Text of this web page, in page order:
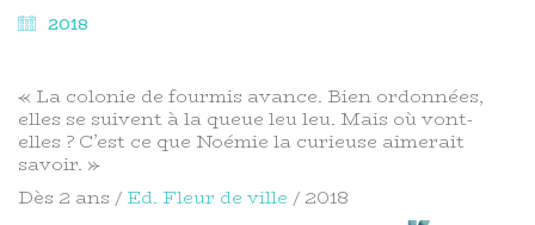
2018
« La colonie de fourmis avance. Bien ordonnées,
elles se suivent à la queue leu leu. Mais où vont-
elles ? C’est ce que Noémie la curieuse aimerait
savoir. »
Dès 2 ans / Ed. Fleur de ville / 2018